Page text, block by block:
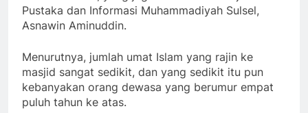
Pustaka dan Informasi Muhammadiyah Sulsel,
Asnawin Aminuddin.
Menurutnya, jumlah umat Islam yang rajin ke
masjid sangat sedikit, dan yang sedikit itu pun
kebanyakan orang dewasa yang berumur empat
puluh tahun ke atas.